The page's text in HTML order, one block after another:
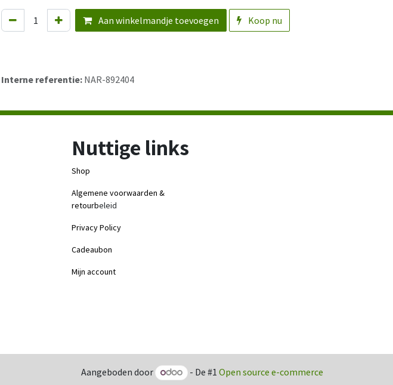
Aan winkelmandje toevoegen Koop nu
Interne referentie: NAR-892404
Nuttige links
Shop
Algemene voorwaarden &
retourbeleid
Privacy Policy
Cadeaubon
Mijn account
Aangeboden door - De #1 Open source e-commerce